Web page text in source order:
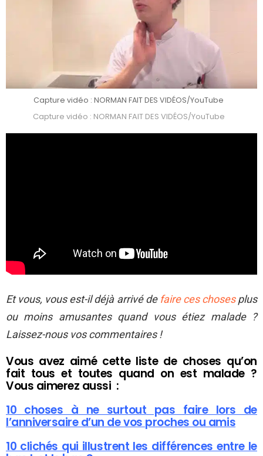
Capture vidéo : NORMAN FAIT DES VIDÉOS/YouTube
Capture vidéo : NORMAN FAIT DES VIDÉOS/YouTube
Et vous, vous est-il déjà arrivé de faire ces chosesplus
ou moins amusantes quand vous étiez malade ?
Laissez-nous vos commentaires !
Vous avez aimé cette liste de choses qu’on
fait tous et toutes quand on est malade ?
Vous aimerez aussi :
10 choses à ne surtout pas faire lors de
l’anniversaire d’un de vos proches ou amis
10 clichés qui illustrent les différences entre le